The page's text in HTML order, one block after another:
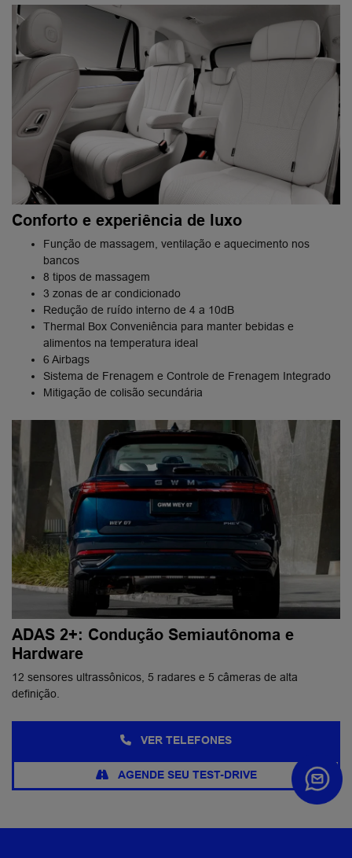
Conforto e experiência de luxo
Função de massagem, ventilação e aquecimento nos
bancos
8 tipos de massagem
3 zonas de ar condicionado
Redução de ruído interno de 4 a 10dB
Thermal Box Conveniência para manter bebidas e
alimentos na temperatura ideal
6 Airbags
Sistema de Frenagem e Controle de Frenagem Integrado
Mitigação de colisão secundária
ADAS 2+: Condução Semiautônoma e
Hardware
12 sensores ultrassônicos, 5 radares e 5 câmeras de alta
definição.
VER TELEFONES
AGENDE SEU TEST-DRIVE